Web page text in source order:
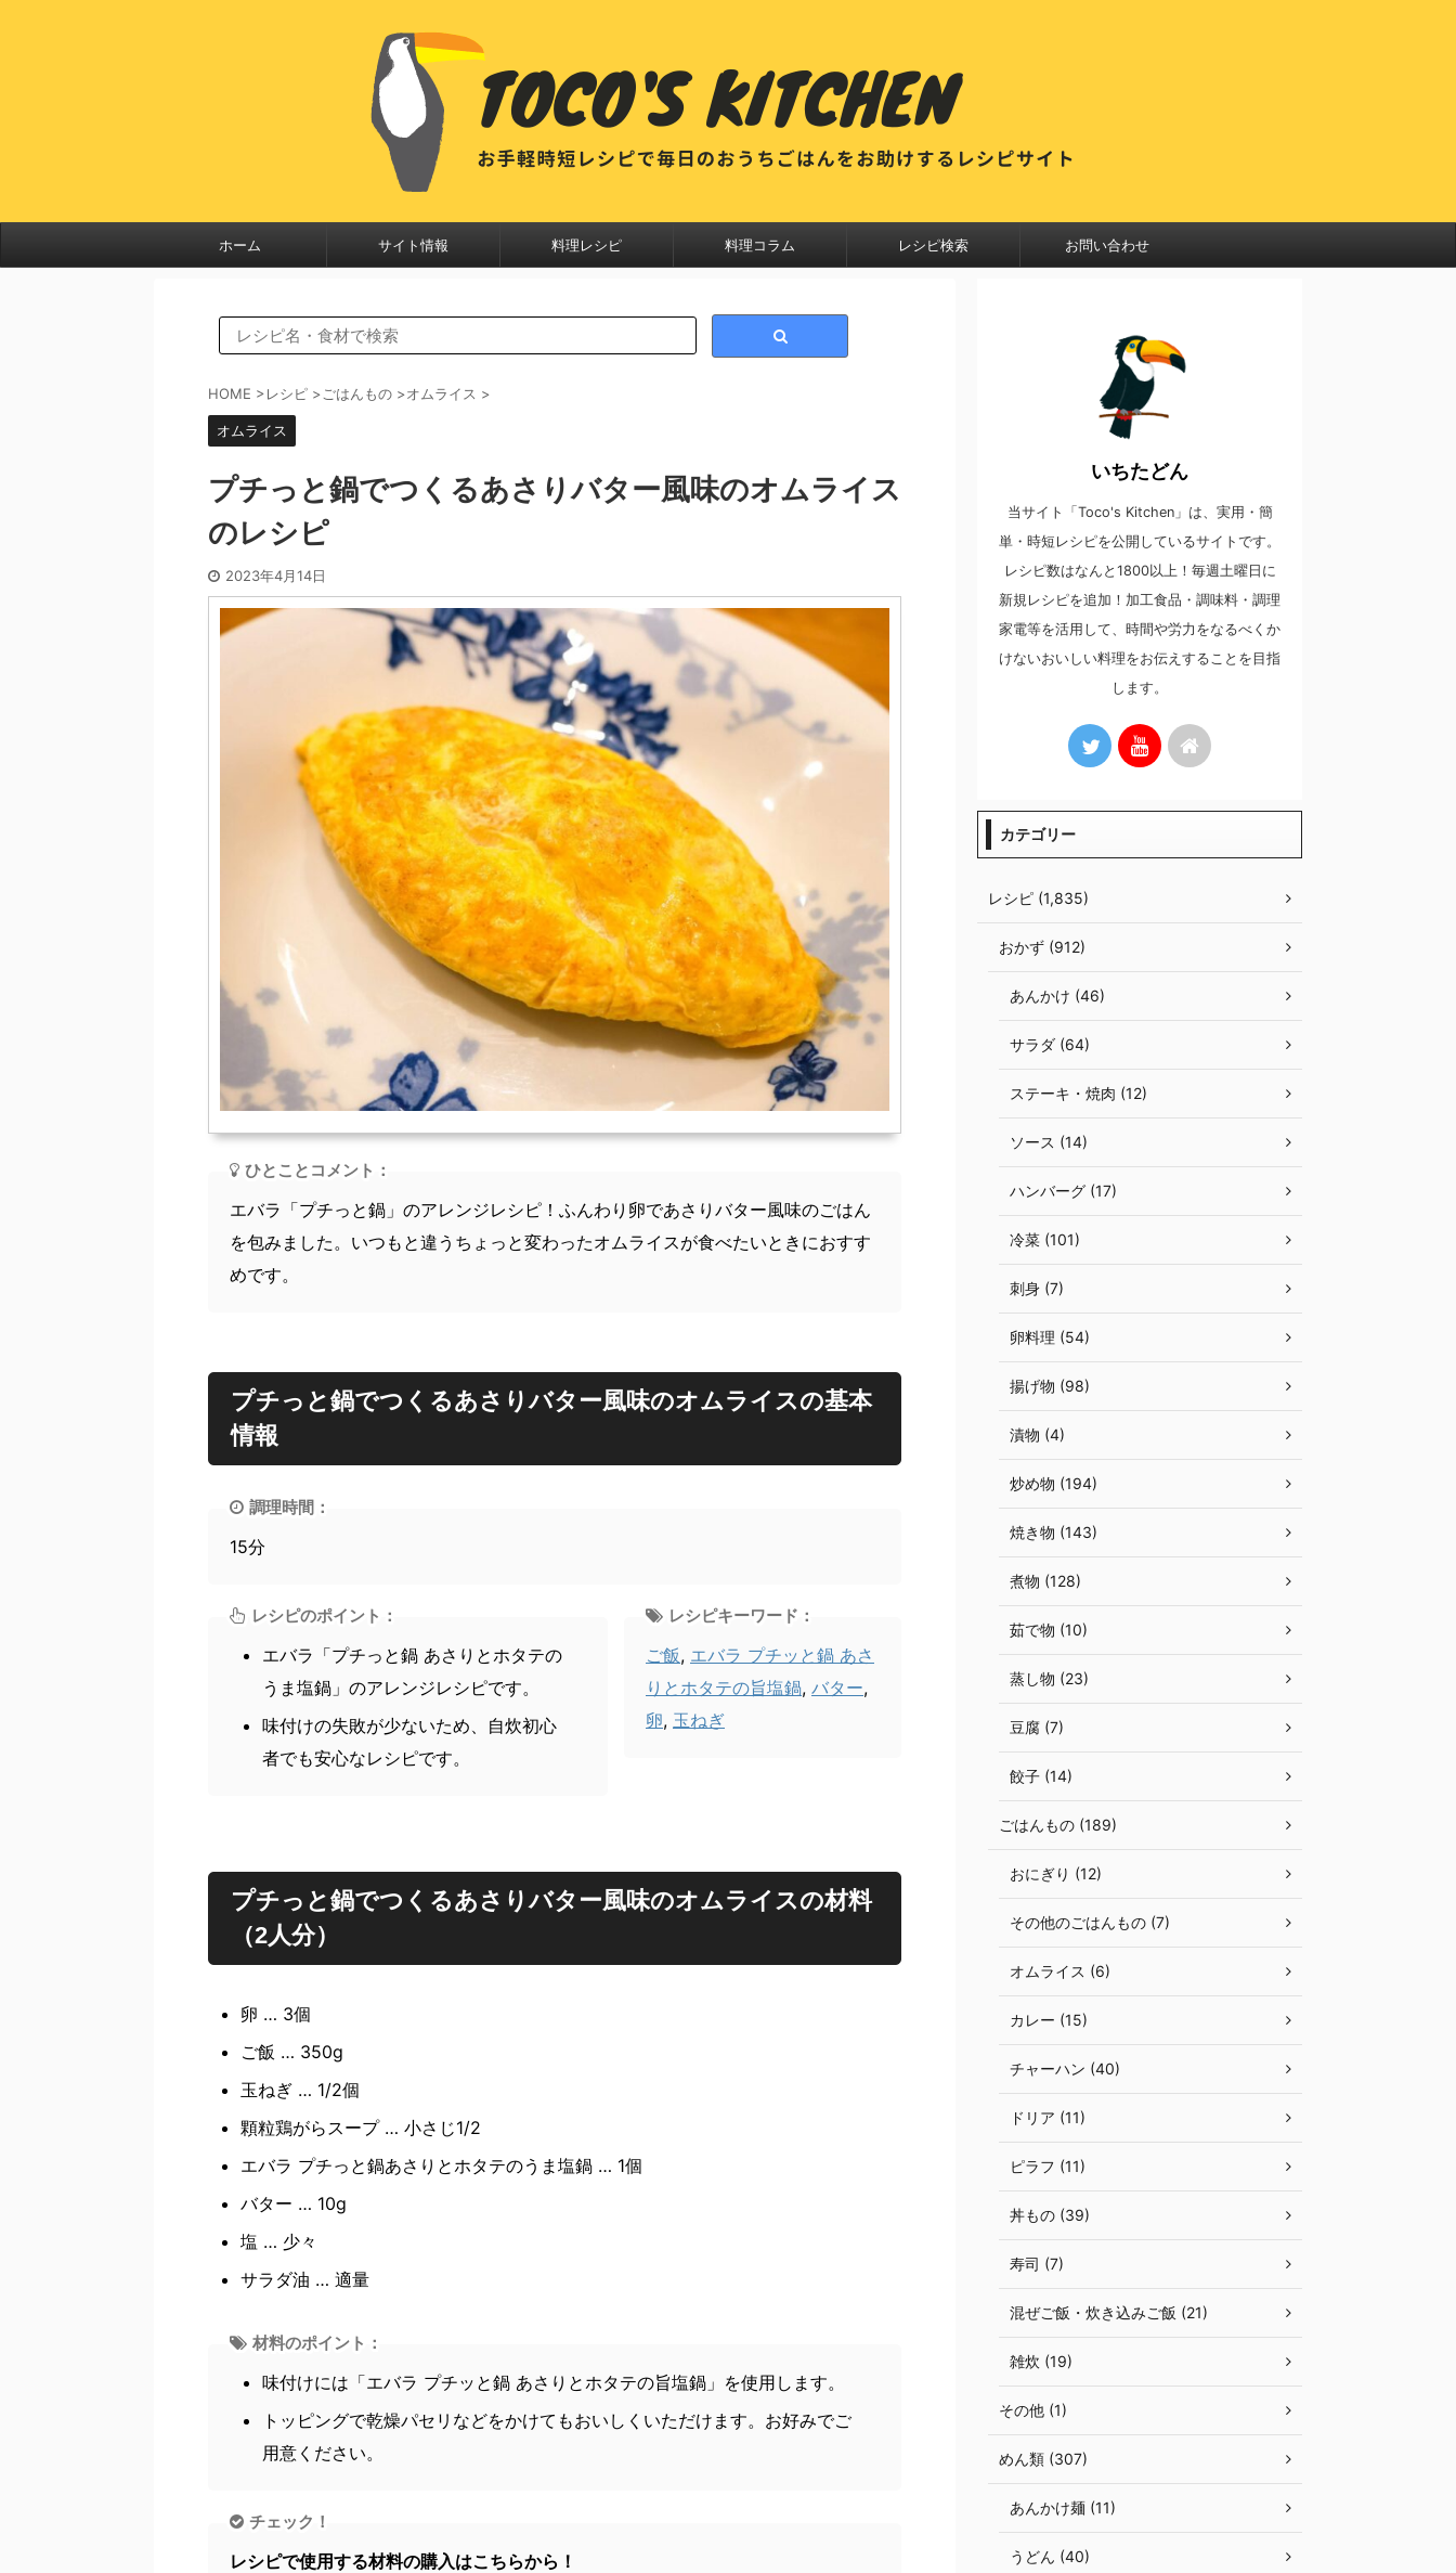
ホーム サイト情報 料理レシピ 料理コラム レシピ検索 お問い合わせ
HOME >レシピ > ごはんもの >オムライス >
オムライス
プチっと鍋でつくるあさりバター風味のオムライス
のレシピ
2023年4月14日
ひとことコメント：
エバラ「プチっと鍋」のアレンジレシピ！ふんわり卵であさりバター風味のごはん
を包みました。いつもと違うちょっと変わったオムライスが食べたいときにおすす
めです。
プチっと鍋でつくるあさりバター風味のオムライスの基本
情報
調理時間：
15分
レシピのポイント：
エバラ「プチっと鍋 あさりとホタテの
うま塩鍋」のアレンジレシピです。
味付けの失敗が少ないため、自炊初心
者でも安心なレシピです。
レシピキーワード：
ご飯, エバラ プチッと鍋 あさ
りとホタテの旨塩鍋, バター,
卵, 玉ねぎ
プチっと鍋でつくるあさりバター風味のオムライスの材料
（2人分）
卵 … 3個
ご飯 … 350g
玉ねぎ … 1/2個
顆粒鶏がらスープ … 小さじ1/2
エバラ プチっと鍋あさりとホタテのうま塩鍋 … 1個
バター … 10g
塩 … 少々
サラダ油 … 適量
材料のポイント：
味付けには「エバラ プチッと鍋 あさりとホタテの旨塩鍋」を使用します。
トッピングで乾燥パセリなどをかけてもおいしくいただけます。お好みでご
用意ください。
チェック！
レシピで使用する材料の購入はこちらから！
いちたどん
当サイト「Toco's Kitchen」は、実用・簡
単・時短レシピを公開しているサイトです。
レシピ数はなんと1800以上！毎週土曜日に
新規レシピを追加！加工食品・調味料・調理
家電等を活用して、時間や労力をなるべくか
けないおいしい料理をお伝えすることを目指
します。
カテゴリー
レシピ (1,835)
おかず (912)
あんかけ (46)
サラダ (64)
ステーキ・焼肉 (12)
ソース (14)
ハンバーグ (17)
冷菜 (101)
刺身 (7)
卵料理 (54)
揚げ物 (98)
漬物 (4)
炒め物 (194)
焼き物 (143)
煮物 (128)
茹で物 (10)
蒸し物 (23)
豆腐 (7)
餃子 (14)
ごはんもの (189)
おにぎり (12)
その他のごはんもの (7)
オムライス (6)
カレー (15)
チャーハン (40)
ドリア (11)
ピラフ (11)
丼もの (39)
寿司 (7)
混ぜご飯・炊き込みご飯 (21)
雑炊 (19)
その他 (1)
めん類 (307)
あんかけ麺 (11)
うどん (40)